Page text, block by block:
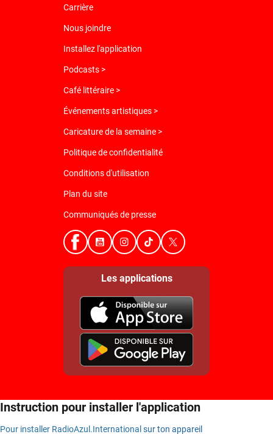
Carrière
Nous joindre
Installez l'application
Podcasts >
Café littéraire >
Événements artistiques >
Caricature de la semaine >
Politique de confidentialité
Conditions d'utilisation
Plan du site
Communiqués de presse
Les applications
Instruction pour installer l'application
Pour installer RadioAzul.International sur ton appareil